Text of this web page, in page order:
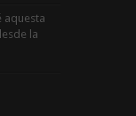
aquesta
la